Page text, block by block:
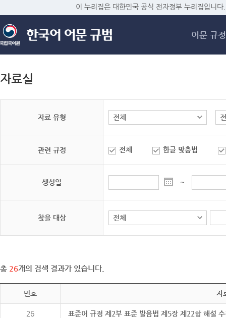
메
이 누리집은 대한민국 공식 전자정부 누리집입니다.
어문 규정
자료실
자료 유형
관련 규정 전체 한글 맞춤법
생성일 ~
찾을 대상
총 26개의 검색 결과가 있습니다.
번호 자
26 표준어 규정 제2부 표준 발음법 제5장 제22항 해설